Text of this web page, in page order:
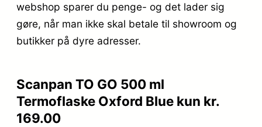
webshop sparer du penge- og det lader sig
gøre, når man ikke skal betale til showroom og
butikker på dyre adresser.
Scanpan TO GO 500 ml
Termoflaske Oxford Blue kun kr.
169.00